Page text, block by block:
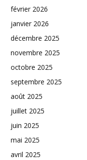
février 2026
janvier 2026
décembre 2025
novembre 2025
octobre 2025
septembre 2025
août 2025
juillet 2025
juin 2025
mai 2025
avril 2025